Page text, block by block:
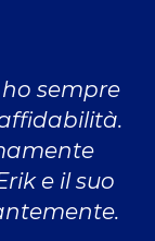
sempre
e il suo